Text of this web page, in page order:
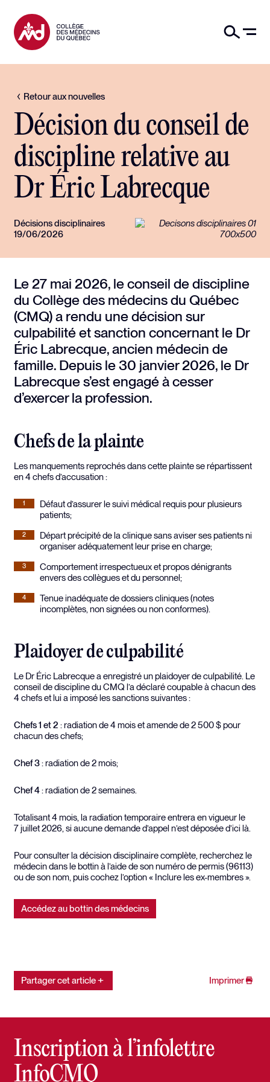
Retour aux nouvelles
Décision du conseil de
discipline relative au
Dr Éric Labrecque
Décisions disciplinaires
19/06/2026
Le 27 mai 2026, le conseil de discipline
du Collège des médecins du Québec
(CMQ) a rendu une décision sur
culpabilité et sanction concernant le Dr
Éric Labrecque, ancien médecin de
famille. Depuis le 30 janvier 2026, le Dr
Labrecque s’est engagé à cesser
d’exercer la profession.
Chefs de la plainte
Les manquements reprochés dans cette plainte se répartissent
en 4 chefs d’accusation :
Défaut d’assurer le suivi médical requis pour plusieurs
patients;
Départ précipité de la clinique sans aviser ses patients ni
organiser adéquatement leur prise en charge;
Comportement irrespectueux et propos dénigrants
envers des collègues et du personnel;
Tenue inadéquate de dossiers cliniques (notes
incomplètes, non signées ou non conformes).
Plaidoyer de culpabilité
Le Dr Éric Labrecque a enregistré un plaidoyer de culpabilité. Le
conseil de discipline du CMQ l’a déclaré coupable à chacun des
4 chefs et lui a imposé les sanctions suivantes :
Chefs 1 et 2 : radiation de 4 mois et amende de 2 500 $ pour
chacun des chefs;
Chef 3: radiation de 2 mois;
Chef 4: radiation de 2 semaines.
Totalisant 4 mois, la radiation temporaire entrera en vigueur le
7 juillet 2026, si aucune demande d’appel n’est déposée d’ici là.
Pour consulter la décision disciplinaire complète, recherchez le
médecin dans le bottin à l’aide de son numéro de permis (96113)
ou de son nom, puis cochez l’option « Inclure les ex-membres ».
Accédez au bottin des médecins
Partager cet article Imprimer
Inscription à l’infolettre
InfoCMQ